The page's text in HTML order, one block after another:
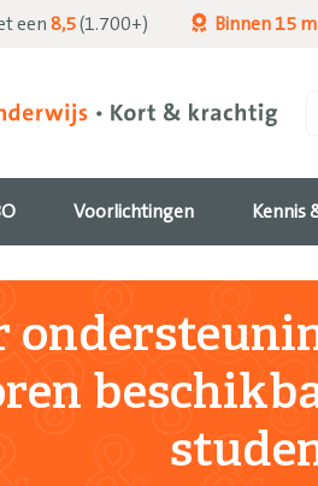
Voorlichtingen Kennis
een 8,5(1.700+) Binnen 15